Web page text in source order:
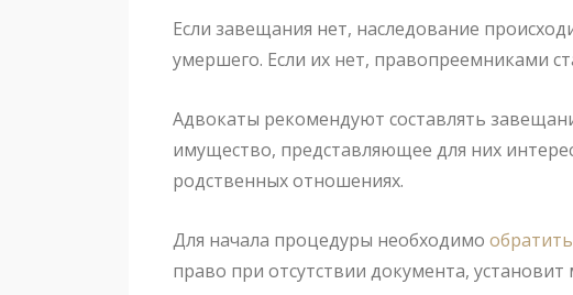
Если завещания нет, наследование
умершего. Если их нет, правопреемниками
Адвокаты рекомендуют составлять
имущество, представляющее для них
родственных отношениях.
Для начала процедуры необходимо
право при отсутствии документа,